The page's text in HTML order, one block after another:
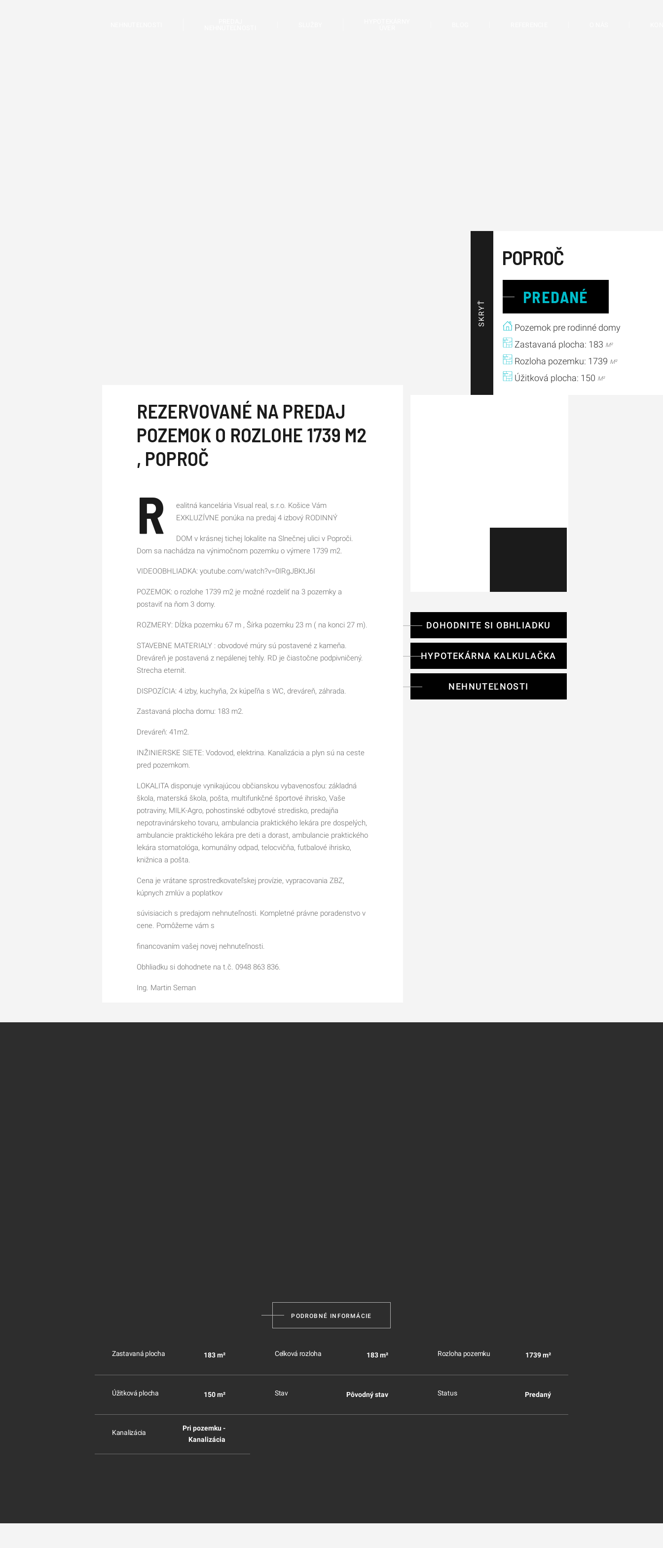
SKRYŤ
POPROČ
PREDANÉ
Pozemok pre rodinné domy
Zastavaná plocha: 183 M²
Rozloha pozemku: 1739 M²
Úžitková plocha: 150 M²
DOHODNITE SI OBHLIADKU
HYPOTEKÁRNA KALKULAČKA
NEHNUTEĽNOSTI
REZERVOVANÉ NA PREDAJ
POZEMOK O ROZLOHE 1739 M2
, POPROČ
R
ealitná kancelária Visual real, s.r.o. Košice Vám
EXKLUZÍVNE ponúka na predaj 4 izbový RODINNÝ
DOM v krásnej tichej lokalite na Slnečnej ulici v Poproči.
Dom sa nachádza na výnimočnom pozemku o výmere 1739 m2.
VIDEOOBHLIADKA: youtube.com/watch?v=0IRgJBKtJ6I
POZEMOK: o rozlohe 1739 m2 je možné rozdeliť na 3 pozemky a
postaviť na ňom 3 domy.
ROZMERY: Dĺžka pozemku 67 m , Šírka pozemku 23 m ( na konci 27 m).
STAVEBNE MATERIALY : obvodové múry sú postavené z kameňa.
Dreváreň je postavená z nepálenej tehly. RD je čiastočne podpivničený.
Strecha eternit.
DISPOZÍCIA: 4 izby, kuchyňa, 2x kúpeľňa s WC, dreváreň, záhrada.
Zastavaná plocha domu: 183 m2.
Dreváreň: 41m2.
INŽINIERSKE SIETE: Vodovod, elektrina. Kanalizácia a plyn sú na ceste
pred pozemkom.
LOKALITA disponuje vynikajúcou občianskou vybavenosťou: základná
škola, materská škola, pošta, multifunkčné športové ihrisko, Vaše
potraviny, MILK-Agro, pohostinské odbytové stredisko, predajňa
nepotravinárskeho tovaru, ambulancia praktického lekára pre dospelých,
ambulancie praktického lekára pre deti a dorast, ambulancie praktického
lekára stomatológa, komunálny odpad, telocvičňa, futbalové ihrisko,
knižnica a pošta.
Cena je vrátane sprostredkovateľskej provízie, vypracovania ZBZ,
kúpnych zmlúv a poplatkov
súvisiacich s predajom nehnuteľnosti. Kompletné právne poradenstvo v
cene. Pomôžeme vám s
financovaním vašej novej nehnuteľnosti.
Obhliadku si dohodnete na t.č. 0948 863 836.
Ing. Martin Seman
PODROBNÉ INFORMÁCIE
Zastavaná plocha 183 m² Celková rozloha 183 m² Rozloha pozemku 1739 m²
Úžitková plocha 150 m² Stav Pôvodný stav Status Predaný
Kanalizácia
Pri pozemku -
Kanalizácia